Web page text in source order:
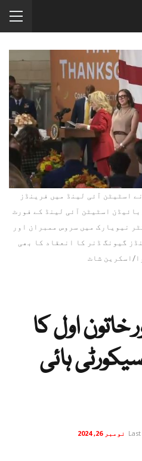
اسٹیٹن آئی لینڈ میں فرینڈز
اسٹیٹن آئی لینڈ کے فورٹ
نیویارک میں سروس ممبران اور
گیونگ ڈنر کا انعقاد کا بھی
اسکرین شاٹ
خاتون اول کا
ہائی
نومبر 26, 2024